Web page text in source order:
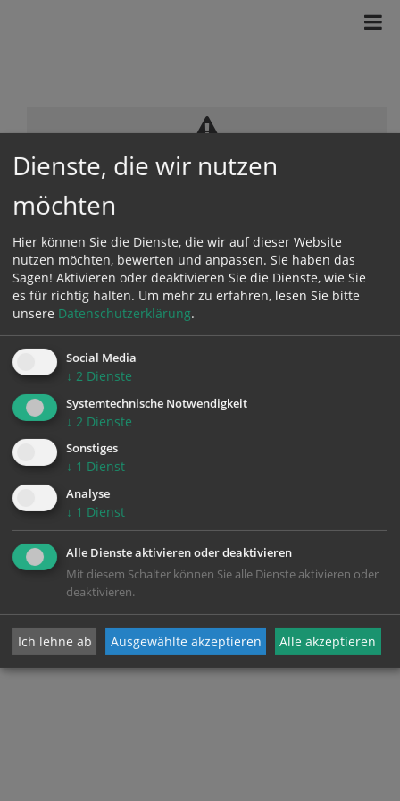
Zustimmung erforderlich!
Bitte akzeptieren Sie
Cookies von Google Maps
Dienste, die wir nutzen
möchten
Hier können Sie die Dienste, die wir auf dieser Website
nutzen möchten, bewerten und anpassen. Sie haben das
Sagen! Aktivieren oder deaktivieren Sie die Dienste, wie Sie
es für richtig halten. Um mehr zu erfahren, lesen Sie bitte
unsere Datenschutzerklärung.
Social Media
↓ 2 Dienste
Systemtechnische Notwendigkeit
↓ 2 Dienste
Sonstiges
↓ 1 Dienst
Analyse
↓ 1 Dienst
Alle Dienste aktivieren oder deaktivieren
Mit diesem Schalter können Sie alle Dienste aktivieren oder
deaktivieren.
Ich lehne ab Ausgewählte akzeptieren Alle akzeptieren